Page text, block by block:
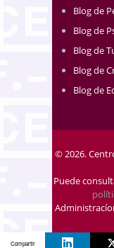
Blog de
Blog de
Blog de
Blog de
Blog de
© 2026.
Puede
Compartir